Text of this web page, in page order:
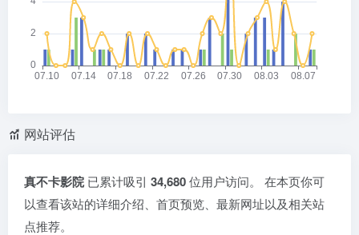
网站评估
真不卡影院已累计吸引 34,680位用户访问。 在本页你可
以查看该站的详细介绍、首页预览、最新网址以及相关站
点推荐。